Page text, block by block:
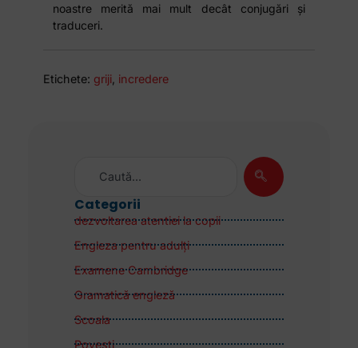
noastre merită mai mult decât conjugări și
traduceri.
Etichete: griji, incredere
Categorii
dezvoltarea atentiei la copii
Engleza pentru adulţi
Examene Cambridge
Gramatică engleză
Scoala
Povesti